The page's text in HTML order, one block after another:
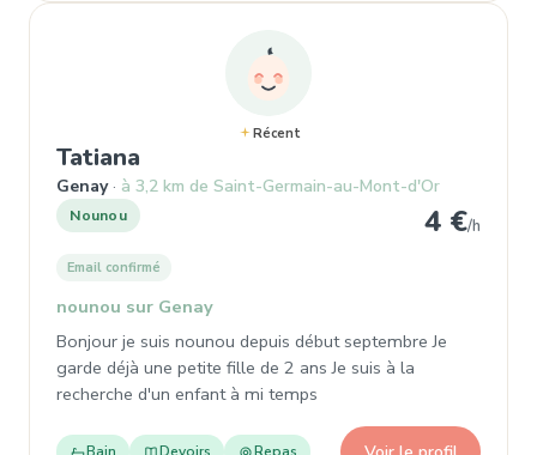
Récent
Tatiana
Genay à 3,2 km de Saint-Germain-au-Mont-d'Or
Nounou 4 €/h
Email confirmé
nounou sur Genay
Bonjour je suis nounou depuis début septembre Je
garde déjà une petite fille de 2 ans Je suis à la
recherche d'un enfant à mi temps